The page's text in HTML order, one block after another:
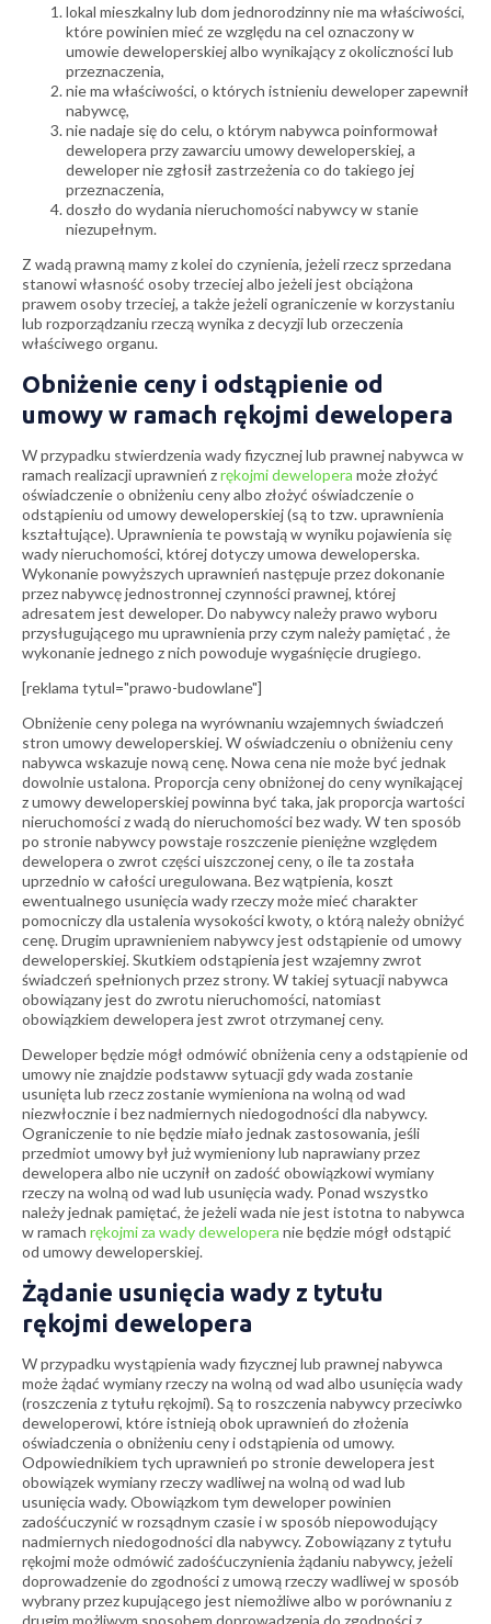
lokal mieszkalny lub dom jednorodzinny nie ma właściwości,
które powinien mieć ze względu na cel oznaczony w
umowie deweloperskiej albo wynikający z okoliczności lub
przeznaczenia,
nie ma właściwości, o których istnieniu deweloper zapewnił
nabywcę,
nie nadaje się do celu, o którym nabywca poinformował
dewelopera przy zawarciu umowy deweloperskiej, a
deweloper nie zgłosił zastrzeżenia co do takiego jej
przeznaczenia,
doszło do wydania nieruchomości nabywcy w stanie
niezupełnym.
Z wadą prawną mamy z kolei do czynienia, jeżeli rzecz sprzedana
stanowi własność osoby trzeciej albo jeżeli jest obciążona
prawem osoby trzeciej, a także jeżeli ograniczenie w korzystaniu
lub rozporządzaniu rzeczą wynika z decyzji lub orzeczenia
właściwego organu.
Obniżenie ceny i odstąpienie od
umowy w ramach rękojmi dewelopera
W przypadku stwierdzenia wady fizycznej lub prawnej nabywca w
ramach realizacji uprawnień zrękojmi dewelopera może złożyć
oświadczenie o obniżeniu ceny albo złożyć oświadczenie o
odstąpieniu od umowy deweloperskiej (są to tzw. uprawnienia
kształtujące). Uprawnienia te powstają w wyniku pojawienia się
wady nieruchomości, której dotyczy umowa deweloperska.
Wykonanie powyższych uprawnień następuje przez dokonanie
przez nabywcę jednostronnej czynności prawnej, której
adresatem jest deweloper. Do nabywcy należy prawo wyboru
przysługującego mu uprawnienia przy czym należy pamiętać , że
wykonanie jednego z nich powoduje wygaśnięcie drugiego.
[reklama tytul="prawo-budowlane"]
Obniżenie ceny polega na wyrównaniu wzajemnych świadczeń
stron umowy deweloperskiej. W oświadczeniu o obniżeniu ceny
nabywca wskazuje nową cenę. Nowa cena nie może być jednak
dowolnie ustalona. Proporcja ceny obniżonej do ceny wynikającej
z umowy deweloperskiej powinna być taka, jak proporcja wartości
nieruchomości z wadą do nieruchomości bez wady. W ten sposób
po stronie nabywcy powstaje roszczenie pieniężne względem
dewelopera o zwrot części uiszczonej ceny, o ile ta została
uprzednio w całości uregulowana. Bez wątpienia, koszt
ewentualnego usunięcia wady rzeczy może mieć charakter
pomocniczy dla ustalenia wysokości kwoty, o którą należy obniżyć
cenę. Drugim uprawnieniem nabywcy jest odstąpienie od umowy
deweloperskiej. Skutkiem odstąpienia jest wzajemny zwrot
świadczeń spełnionych przez strony. W takiej sytuacji nabywca
obowiązany jest do zwrotu nieruchomości, natomiast
obowiązkiem dewelopera jest zwrot otrzymanej ceny.
Deweloper będzie mógł odmówić obniżenia ceny a odstąpienie od
umowy nie znajdzie podstaww sytuacji gdy wada zostanie
usunięta lub rzecz zostanie wymieniona na wolną od wad
niezwłocznie i bez nadmiernych niedogodności dla nabywcy.
Ograniczenie to nie będzie miało jednak zastosowania, jeśli
przedmiot umowy był już wymieniony lub naprawiany przez
dewelopera albo nie uczynił on zadość obowiązkowi wymiany
rzeczy na wolną od wad lub usunięcia wady. Ponad wszystko
należy jednak pamiętać, że jeżeli wada nie jest istotna to nabywca
w ramach rękojmi za wady dewelopera nie będzie mógł odstąpić
od umowy deweloperskiej.
Żądanie usunięcia wady z tytułu
rękojmi dewelopera
W przypadku wystąpienia wady fizycznej lub prawnej nabywca
może żądać wymiany rzeczy na wolną od wad albo usunięcia wady
(roszczenia z tytułu rękojmi). Są to roszczenia nabywcy przeciwko
deweloperowi, które istnieją obok uprawnień do złożenia
oświadczenia o obniżeniu ceny i odstąpienia od umowy.
Odpowiednikiem tych uprawnień po stronie dewelopera jest
obowiązek wymiany rzeczy wadliwej na wolną od wad lub
usunięcia wady. Obowiązkom tym deweloper powinien
zadośćuczynić w rozsądnym czasie i w sposób niepowodujący
nadmiernych niedogodności dla nabywcy. Zobowiązany z tytułu
rękojmi może odmówić zadośćuczynienia żądaniu nabywcy, jeżeli
doprowadzenie do zgodności z umową rzeczy wadliwej w sposób
wybrany przez kupującego jest niemożliwe albo w porównaniu z
drugim możliwym sposobem doprowadzenia do zgodności z